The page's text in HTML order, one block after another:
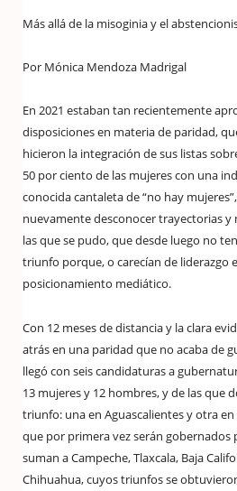
Más allá de la misoginia y el
Por Mónica Mendoza Madrigal
En 2021 estaban tan recientemente
disposiciones en materia de paridad,
hicieron la integración de sus listas
50 por ciento de las mujeres con una
conocida cantaleta de “no hay
nuevamente desconocer trayectorias
las que se pudo, que desde luego no
triunfo porque, o carecían de liderazgo
posicionamiento mediático.
Con 12 meses de distancia y la clara
atrás en una paridad que no acaba de
llegó con seis candidaturas a
13 mujeres y 12 hombres, y de las que
triunfo: una en Aguascalientes y otra
que por primera vez serán gobernados
suman a Campeche, Tlaxcala, Baja
Chihuahua, cuyos triunfos se